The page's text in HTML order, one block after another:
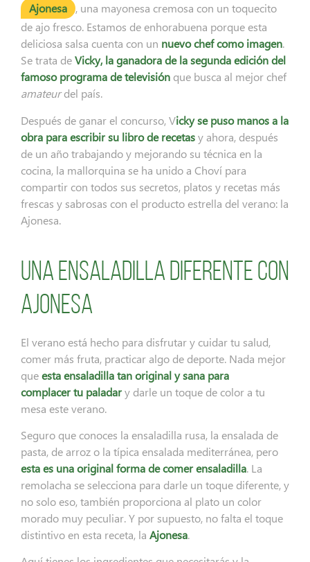
Ajonesa
, una mayonesa cremosa con un toquecito
de ajo fresco. Estamos de enhorabuena porque esta
deliciosa salsa cuenta con un nuevo chef como imagen.
Se trata deVicky, la ganadora de la segunda edición del
famoso programa de televisión que busca al mejor chef
amateurdel país.
Después de ganar el concurso, Vicky se puso manos a la
obra para escribir su libro de recetasy ahora, después
de un año trabajando y mejorando su técnica en la
cocina, la mallorquina se ha unido a Choví para
compartir con todos sus secretos, platos y recetas más
frescas y sabrosas con el producto estrella del verano: la
Ajonesa.
Una ensaladilla diferente con
Ajonesa
El verano está hecho para disfrutar y cuidar tu salud,
comer más fruta, practicar algo de deporte. Nada mejor
queesta ensaladilla tan original y sana para
complacer tu paladary darle un toque de color a tu
mesa este verano.
Seguro que conoces la ensaladilla rusa, la ensalada de
pasta, de arroz o la típica ensalada mediterránea, pero
esta es una original forma de comer ensaladilla. La
remolacha se selecciona para darle un toque diferente, y
no solo eso, también proporciona al plato un color
morado muy peculiar. Y por supuesto, no falta el toque
distintivo en esta receta, la Ajonesa.